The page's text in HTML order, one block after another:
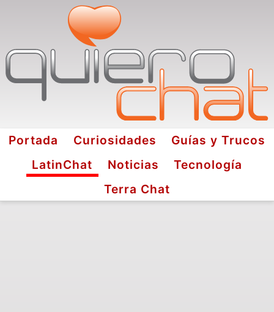
Portada Curiosidades
Guías y Trucos
LatinChat
Noticias
Tecnología
Terra Chat